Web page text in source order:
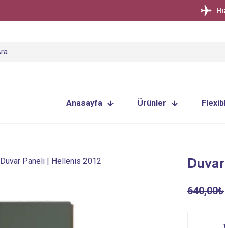
Anasayfa Ürünler
Duvar Paneli | Hellenis 2012
640,00₺